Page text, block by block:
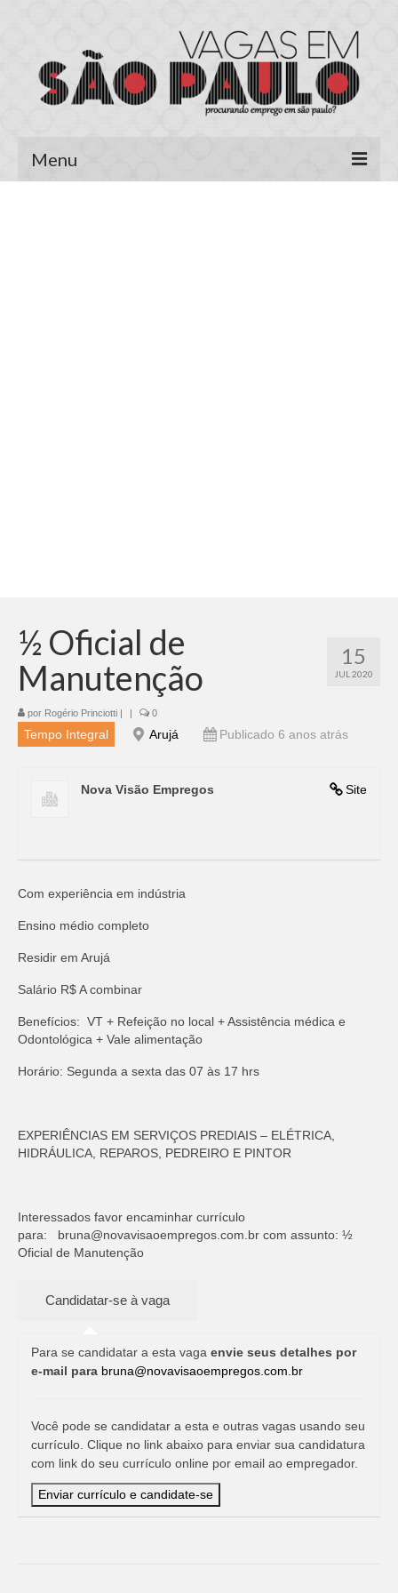
Menu
15
JUL 2020
½ Oficial de
Manutenção
por Rogério Princiotti | | 0
Tempo Integral Arujá Publicado 6 anos atrás
Site
Nova Visão Empregos
Com experiência em indústria
Ensino médio completo
Residir em Arujá
Salário R$ A combinar
Benefícios: VT + Refeição no local + Assistência médica e
Odontológica + Vale alimentação
Horário: Segunda a sexta das 07 às 17 hrs
EXPERIÊNCIAS EM SERVIÇOS PREDIAIS – ELÉTRICA,
HIDRÁULICA, REPAROS, PEDREIRO E PINTOR
Interessados favor encaminhar currículo
para: bruna@novavisaoempregos.com.br com assunto: ½
Oficial de Manutenção
Para se candidatar a esta vaga envie seus detalhes por
e-mail para bruna@novavisaoempregos.com.br
Você pode se candidatar a esta e outras vagas usando seu
currículo. Clique no link abaixo para enviar sua candidatura
com link do seu currículo online por email ao empregador.